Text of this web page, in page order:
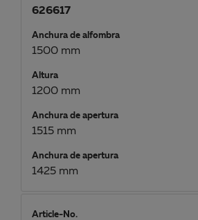
626617
Anchura de alfombra
1500 mm
Altura
1200 mm
Anchura de apertura
1515 mm
Anchura de apertura
1425 mm
Article-No.